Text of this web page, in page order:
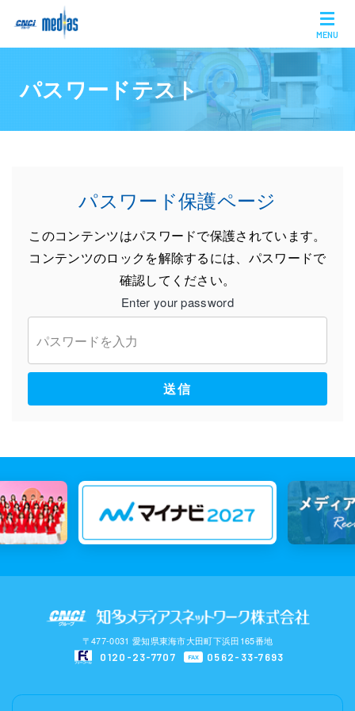
MENU
パスワードテスト
パスワード保護ページ
このコンテンツはパスワードで保護されています。
コンテンツのロックを解除するには、パスワードで
確認してください。
Enter your password
送信
〒477-0031 愛知県東海市大田町下浜田165番地
0120-23-7707
FAX 0562-33-7693